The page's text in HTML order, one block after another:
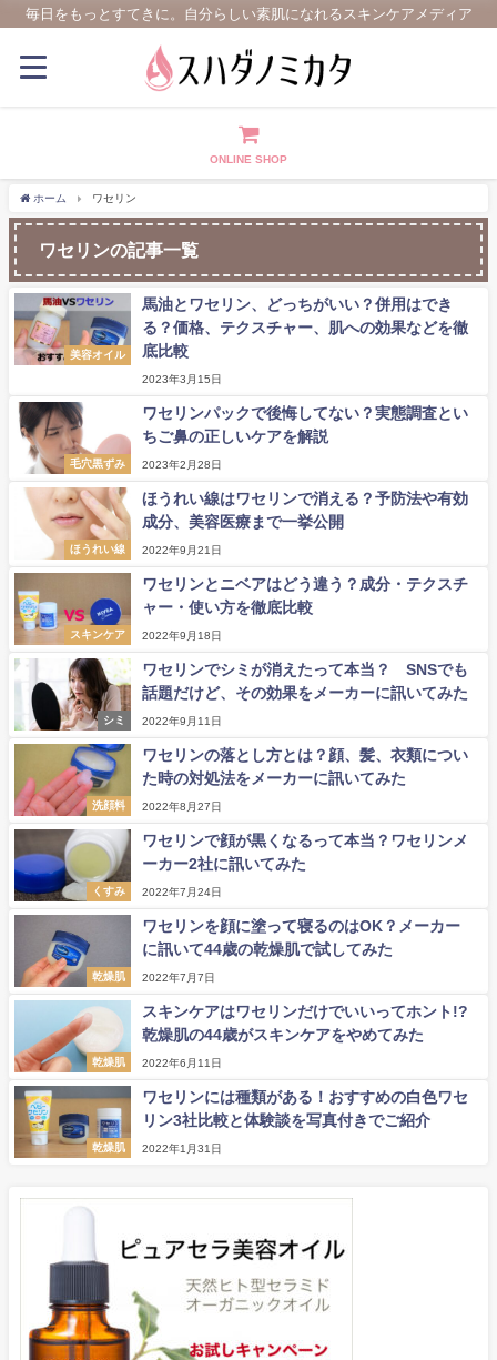
毎日をもっとすてきに。自分らしい素肌になれるスキンケアメディア
ONLINE SHOP
ホーム ワセリン
ワセリンの記事一覧
美容オイル
馬油とワセリン、どっちがいい？併用はでき
る？価格、テクスチャー、肌への効果などを徹
底比較
2023年3月15日
毛穴黒ずみ
ワセリンパックで後悔してない？実態調査とい
ちご鼻の正しいケアを解説
2023年2月28日
ほうれい線
ほうれい線はワセリンで消える？予防法や有効
成分、美容医療まで一挙公開
2022年9月21日
スキンケア
ワセリンとニベアはどう違う？成分・テクスチ
ャー・使い方を徹底比較
2022年9月18日
シミ
ワセリンでシミが消えたって本当？ SNSでも
話題だけど、その効果をメーカーに訊いてみた
2022年9月11日
洗顔料
ワセリンの落とし方とは？顔、髪、衣類につい
た時の対処法をメーカーに訊いてみた
2022年8月27日
くすみ
ワセリンで顔が黒くなるって本当？ワセリンメ
ーカー2社に訊いてみた
2022年7月24日
乾燥肌
ワセリンを顔に塗って寝るのはOK？メーカー
に訊いて44歳の乾燥肌で試してみた
2022年7月7日
乾燥肌
スキンケアはワセリンだけでいいってホント!?
乾燥肌の44歳がスキンケアをやめてみた
2022年6月11日
乾燥肌
ワセリンには種類がある！おすすめの白色ワセ
リン3社比較と体験談を写真付きでご紹介
2022年1月31日